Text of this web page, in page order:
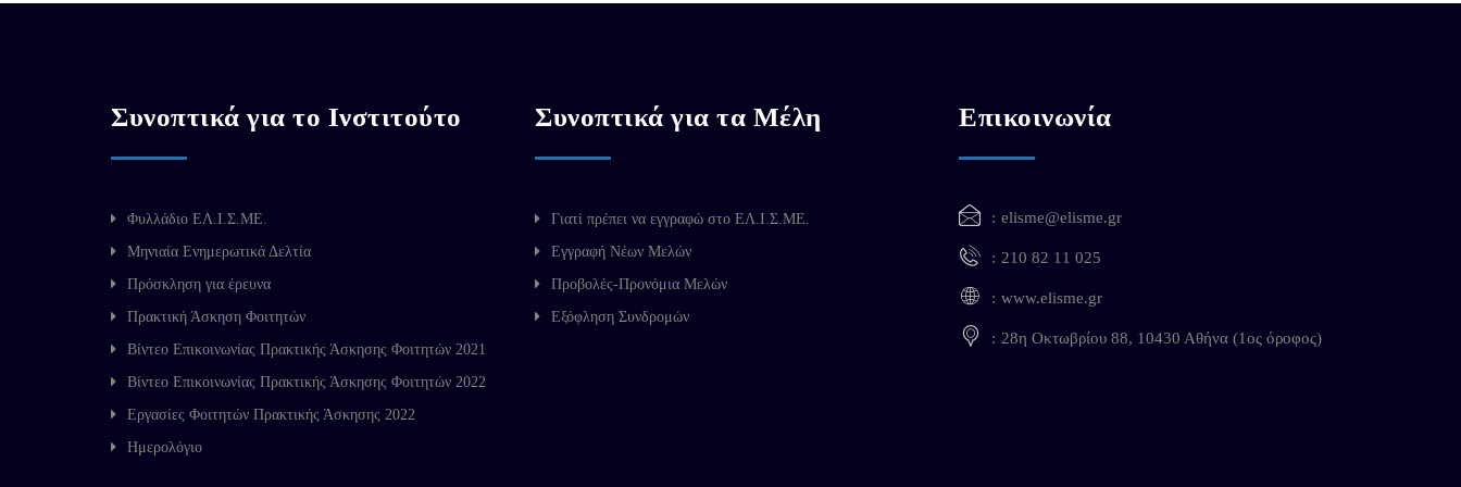
Συνοπτικά για το Ινστιτούτο
Φυλλάδιο ΕΛ.Ι.Σ.ΜΕ.
Μηνιαία Ενημερωτικά Δελτία
Πρόσκληση για έρευνα
Πρακτική Άσκηση Φοιτητών
Βίντεο Επικοινωνίας Πρακτικής Άσκησης Φοιτητών 2021
Βίντεο Επικοινωνίας Πρακτικής Άσκησης Φοιτητών 2022
Εργασίες Φοιτητών Πρακτικής Άσκησης 2022
Ημερολόγιο
Συνοπτικά για τα Μέλη
Γιατί πρέπει να εγγραφώ στο ΕΛ.Ι.Σ.ΜΕ.
Εγγραφή Νέων Μελών
Προβολές-Προνόμια Μελών
Εξόφληση Συνδρομών
Επικοινωνία
elisme@elisme.gr
210 82 11 025
www.elisme.gr
28η Οκτωβρίου 88, 10430 Αθήνα (1ος όροφος)